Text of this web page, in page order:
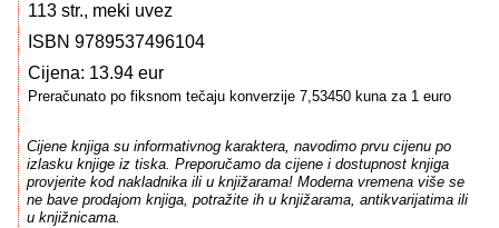
113 str., meki uvez
ISBN 9789537496104
Cijena: 13.94 eur
Preračunato po fiksnom tečaju konverzije 7,53450 kuna za 1 euro
Cijene knjiga su informativnog karaktera, navodimo prvu cijenu po
izlasku knjige iz tiska. Preporučamo da cijene i dostupnost knjiga
provjerite kod nakladnika ili u knjižarama! Moderna vremena više se
ne bave prodajom knjiga, potražite ih u knjižarama, antikvarijatima ili
u knjižnicama.